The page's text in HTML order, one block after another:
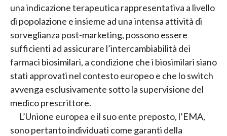
una indicazione terapeutica rappresentativa a livello
di popolazione e insieme ad una intensa attività di
sorveglianza post-marketing, possono essere
sufficienti ad assicurare l’intercambiabilità dei
farmaci biosimilari, a condizione che i biosimilari siano
stati approvati nel contesto europeo e che lo switch
avvenga esclusivamente sotto la supervisione del
medico prescrittore.
L’Unione europea e il suo ente preposto, l’EMA,
sono pertanto individuati come garanti della